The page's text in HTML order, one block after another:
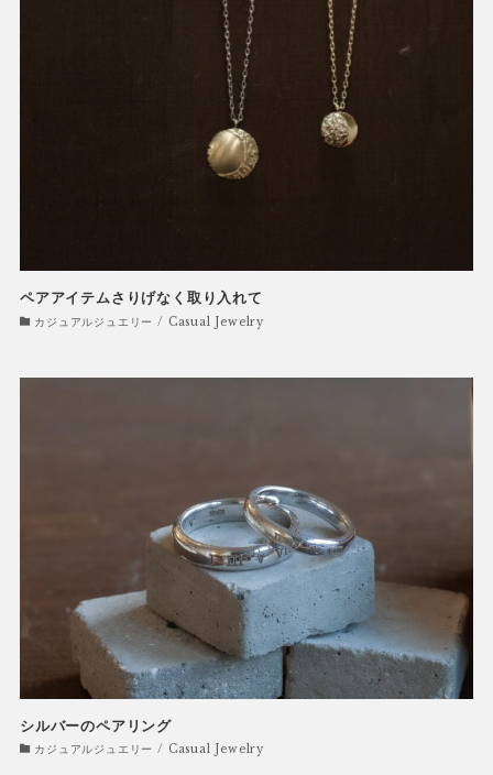
ペアアイテムさりげなく取り入れて
カジュアルジュエリー / Casual Jewelry
シルバーのペアリング
カジュアルジュエリー / Casual Jewelry